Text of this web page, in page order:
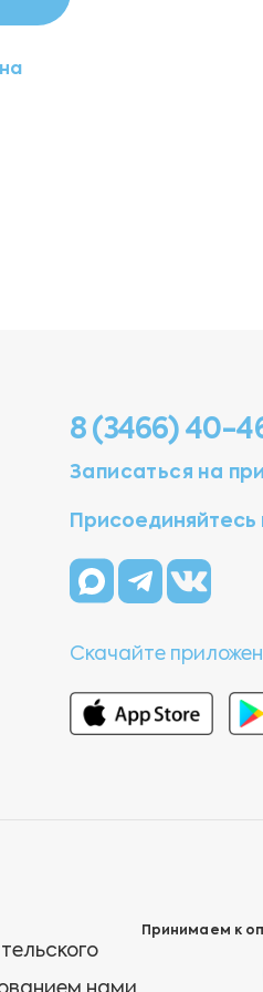
8 (3466) 40-
Записаться на
Присоединяйтесь
Скачайте
Принимаем к